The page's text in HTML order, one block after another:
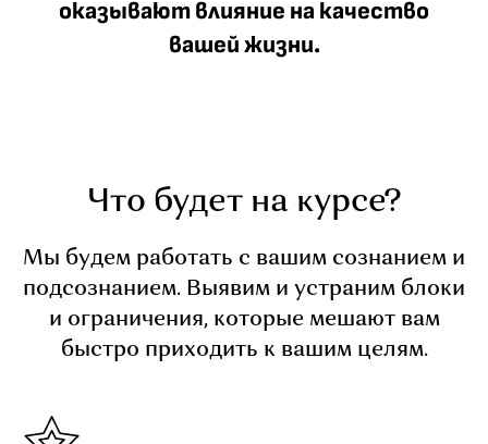
оказывают влияние на качество
вашей жизни.
Что будет на курсе?
Мы будем работать с вашим сознанием и
подсознанием. Выявим и устраним блоки
и ограничения, которые мешают вам
быстро приходить к вашим целям.